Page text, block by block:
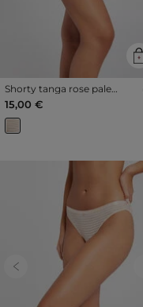
Shorty tanga rose pale
femme
15,00 €
Previous